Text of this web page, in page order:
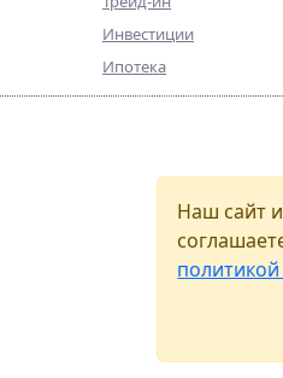
Инвестиции
Ипотека
ипотечный брокер и
недвижимости в Петербурге.
| Соглашение о
Наш сайт